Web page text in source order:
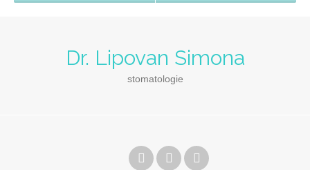
Dr. Lipovan Simona
stomatologie